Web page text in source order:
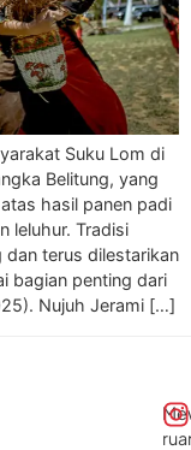
Suku Lom di
Belitung, yang
hasil panen padi
leluhur. Tradisi
terus dilestarikan
bagian penting dari
Nujuh Jerami […]